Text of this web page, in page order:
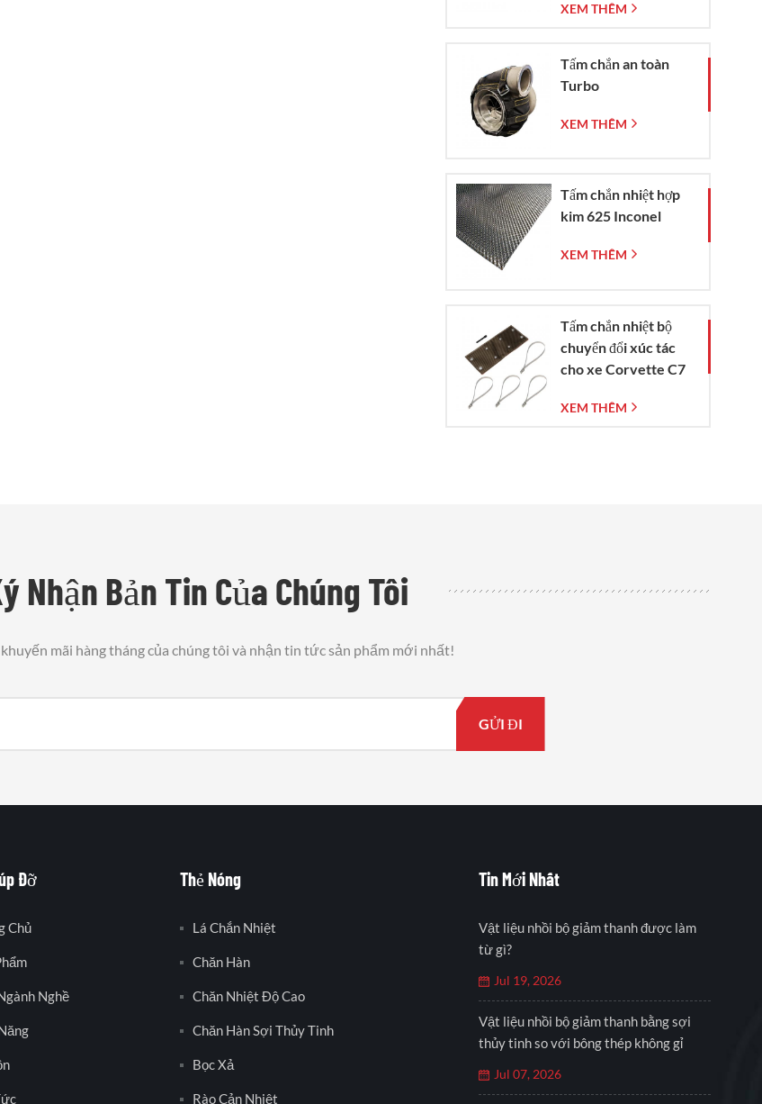
cháy xe hơi và xe
XEM THÊM
Tấm chắn an toàn
Turbo
XEM THÊM
Tấm chắn nhiệt hợp
kim 625 Inconel
XEM THÊM
Tấm chắn nhiệt bộ
chuyển đổi xúc tác
cho xe Corvette C7
XEM THÊM
Nhận Bản Tin Của Chúng Tôi
mãi hàng tháng của chúng tôi và nhận tin tức sản phẩm mới nhất!
Đỡ
Chủ
Nghề
Thẻ Nóng
Lá Chắn Nhiệt
Chăn Hàn
Chăn Nhiệt Độ Cao
Chăn Hàn Sợi Thủy Tinh
Bọc Xả
Rào Cản Nhiệt
Tin Mới Nhất
Vật liệu nhồi bộ giảm thanh được làm
từ gì?
Jul 19, 2026
Vật liệu nhồi bộ giảm thanh bằng sợi
thủy tinh so với bông thép không gỉ
Jul 07, 2026